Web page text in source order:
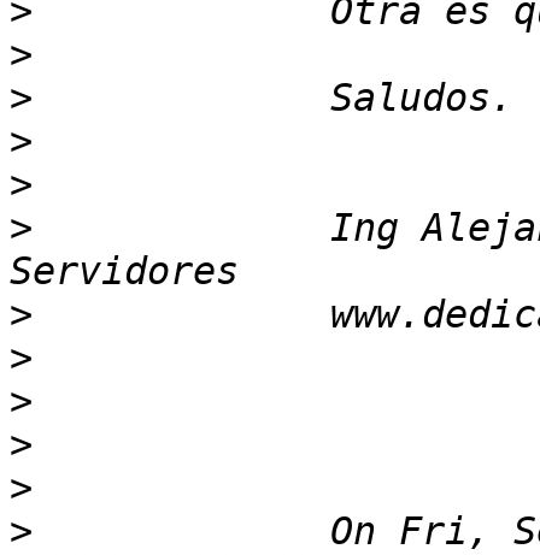
>
>
>
>
>
>
Ing
>
>
>
>
>
>
On Fri,